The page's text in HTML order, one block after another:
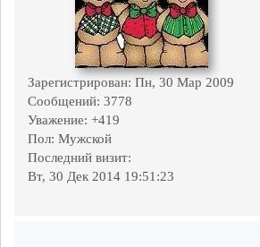
Зарегистрирован: Пн, 30 Мар 2009
Сообщений: 3778
Уважение: +419
Пол: Мужской
Последний визит:
Вт, 30 Дек 2014 19:51:23